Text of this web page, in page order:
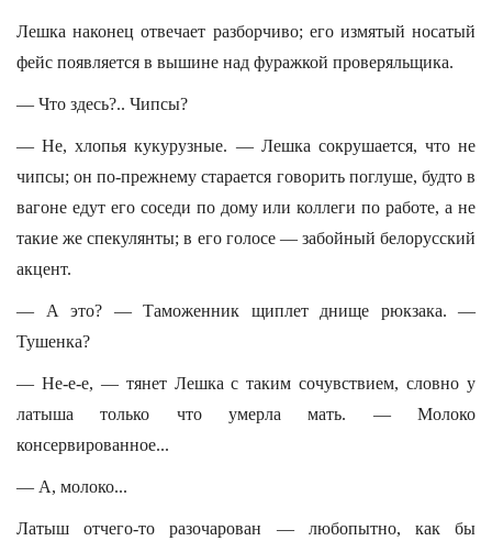
Лешка наконец отвечает разборчиво; его измятый носатый
фейс появляется в вышине над фуражкой проверяльщика.
— Что здесь?.. Чипсы?
— Не, хлопья кукурузные. — Лешка сокрушается, что не
чипсы; он по-прежнему старается говорить поглуше, будто в
вагоне едут его соседи по дому или коллеги по работе, а не
такие же спекулянты; в его голосе — забойный белорусский
акцент.
— А это? — Таможенник щиплет днище рюкзака. —
Тушенка?
— Не-е-е, — тянет Лешка с таким сочувствием, словно у
латыша только что умерла мать. — Молоко
консервированное...
— А, молоко...
Латыш отчего-то разочарован — любопытно, как бы